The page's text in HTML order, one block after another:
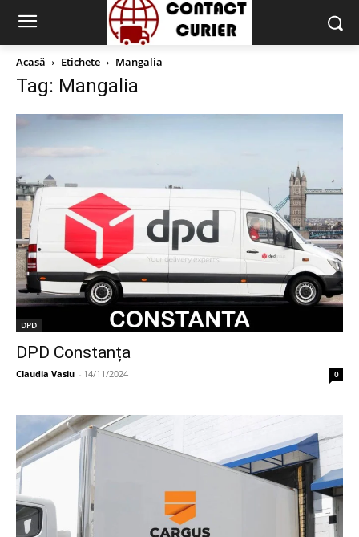
Acasă Etichete Mangalia
Tag: Mangalia
DPD
DPD Constanța
Claudia Vasiu - 14/11/2024 0